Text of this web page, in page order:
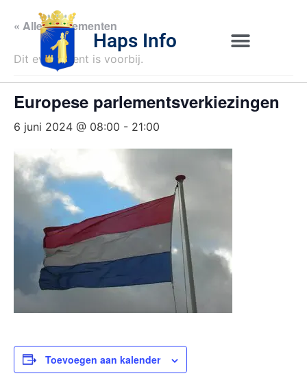
Haps Info
« Alle Evenementen
Dit evenement is voorbij.
Europese parlementsverkiezingen
6 juni 2024 @ 08:00 - 21:00
Toevoegen aan kalender